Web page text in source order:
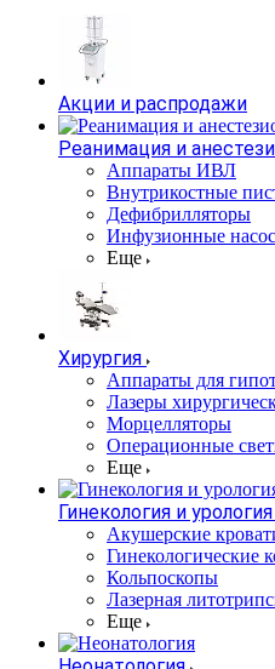
Акции и распродажи
Реанимация и
Аппараты ИВЛ
Внутрикостные
Дефибрилляторы
Инфузионные
Еще
Хирургия
Аппараты для
Лазеры
Морцелляторы
Операционные
Еще
Гинекология и урология
Акушерские
Гинекологические
Кольпоскопы
Лазерная
Еще